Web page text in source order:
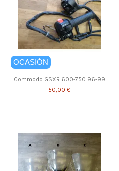
OCASIÓN
Commodo GSXR 600-750 96-99
50,00 €